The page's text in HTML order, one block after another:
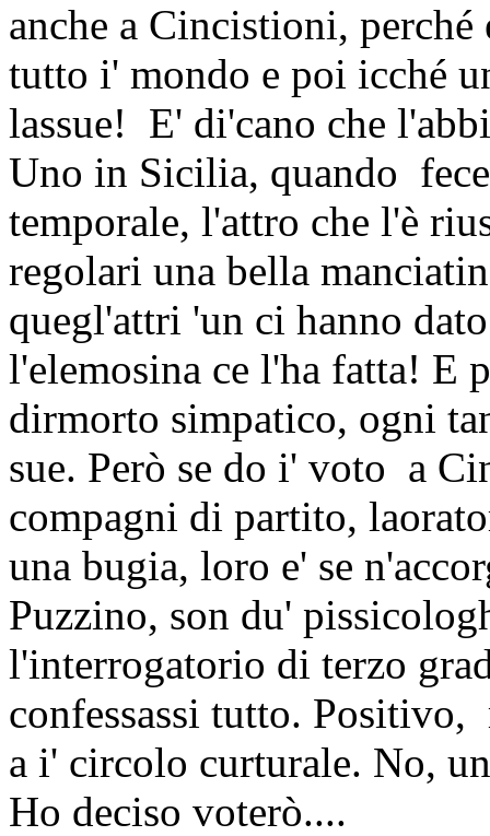
anche a Cincistioni, perché
tutto i' mondo e poi icché
lassue! E' di'cano che
Uno in Sicilia, quando
temporale, l'attro che l'è
regolari una bella
quegl'attri 'un ci hanno
l'elemosina ce l'ha fatta! E
dirmorto simpatico, ogni
sue. Però se do i' voto a
compagni di partito,
una bugia, loro e' se
Puzzino, son du'
l'interrogatorio di terzo
confessassi tutto. Positivo,
a i' circolo curturale. No,
Ho deciso voterò....